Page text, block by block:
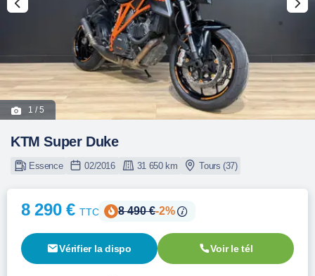
1 / 5
KTM Super Duke
Essence 02/2016 31 650 km Tours (37)
8 290 €TTC 8 490 €-2%
Vérifier la dispo Voir le tél